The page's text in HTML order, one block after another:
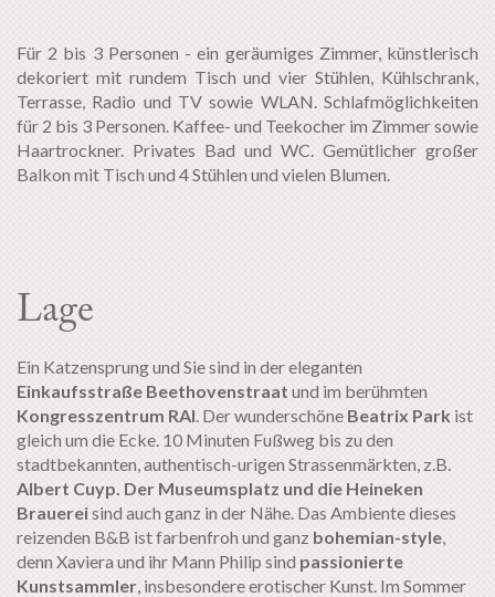
Für 2 bis 3 Personen - ein geräumiges Zimmer, künstlerisch
dekoriert mit rundem Tisch und vier Stühlen, Kühlschrank,
Terrasse, Radio und TV sowie WLAN. Schlafmöglichkeiten
für 2 bis 3 Personen. Kaffee- und Teekocher im Zimmer sowie
Haartrockner. Privates Bad und WC. Gemütlicher großer
Balkon mit Tisch und 4 Stühlen und vielen Blumen.
Lage
Ein Katzensprung und Sie sind in der eleganten
Einkaufsstraße Beethovenstraat und im berühmten
Kongresszentrum RAI . Der wunderschöne Beatrix Park ist
gleich um die Ecke. 10 Minuten Fußweg bis zu den
stadtbekannten, authentisch-urigen Strassenmärkten, z.B.
Albert Cuyp. Der Museumsplatz und die Heineken
Brauereisind auch ganz in der Nähe. Das Ambiente dieses
reizenden B&B ist farbenfroh und ganz bohemian-style
denn Xaviera und ihr Mann Philip sind passionierte
Kunstsammler , insbesondere erotischer Kunst. Im Sommer